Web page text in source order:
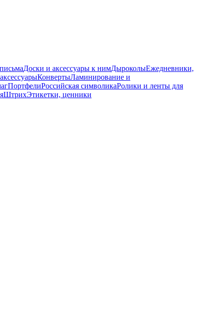
Доски и аксессуары к нимДыроколыЕжедневники,
КонвертыЛаминирование и
ПортфелиРоссийская символикаРолики и ленты для
ШтрихЭтикетки, ценники